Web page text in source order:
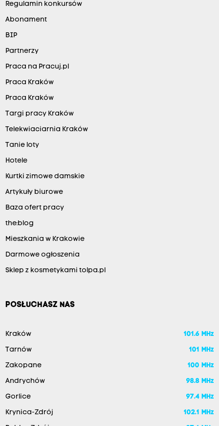
Regulamin konkursów
Abonament
BIP
Partnerzy
Praca na Pracuj.pl
Praca Kraków
Praca Kraków
Targi pracy Kraków
Telekwiaciarnia Kraków
Tanie loty
Hotele
Kurtki zimowe damskie
Artykuły biurowe
Baza ofert pracy
the:blog
Mieszkania w Krakowie
Darmowe ogłoszenia
Sklep z kosmetykami tolpa.pl
POSŁUCHASZ NAS
Kraków 101.6 MHz
Tarnów 101 MHz
Zakopane 100 MHz
Andrychów 98.8 MHz
Gorlice 97.4 MHz
Krynica-Zdrój 102.1 MHz